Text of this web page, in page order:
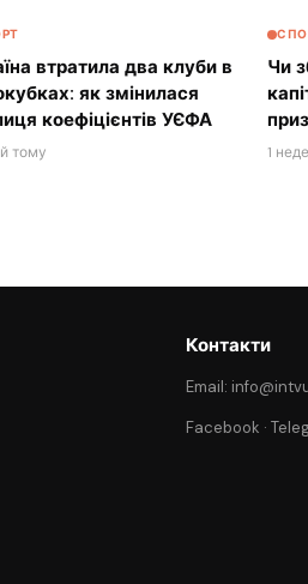
втратила два клуби в
як змінилася
коефіцієнтів УЄФА
тому
Чи
1
Контакти
Email:
Facebook ·